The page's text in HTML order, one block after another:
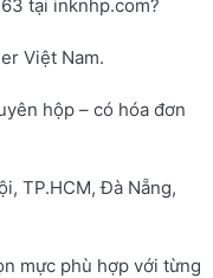
tại inknhp.com?
Việt Nam.
hộp – có hóa đơn
TP.HCM, Đà Nẵng,
mực phù hợp với từng